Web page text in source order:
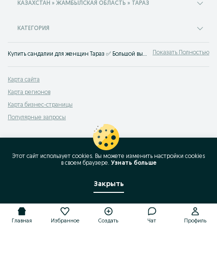
КАЗАХСТАН » ЖАМБЫЛСКАЯ ОБЛАСТЬ » ТАРАЗ
КАТЕГОРИЯ
Купить сандалии для женщин Тараз ✅ Большой выбор размеров, брендов и цветов по доступной цене ☝ Закажите сандалии женские модные на OLX.kz! Показать Полностью
Карта сайта
Карта регионов
Карта бизнес-страницы
Популярные запросы
Главная Избранное Создать Чат Профиль
Этот сайт использует cookies. Вы можете изменить настройки cookies
в своeм браузере. Узнать больше
Закрыть